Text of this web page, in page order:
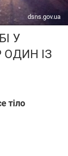
dsns.gov.ua
У
ОДИН ІЗ
тіло